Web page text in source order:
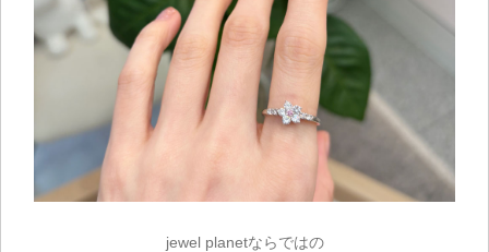
jewel planetならではの
ご注文手続き
カートを見る
お買い物を続ける